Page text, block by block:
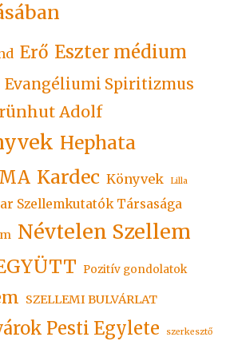
Erő Eszter médium
Evangéliumi Spiritizmus
Adolf
Hephata
Kardec Könyvek Lilla
Szellemkutatók Társasága
Névtelen Szellem
Pozitív gondolatok
SZELLEMI BULVÁRLAT
Pesti Egylete szerkesztő